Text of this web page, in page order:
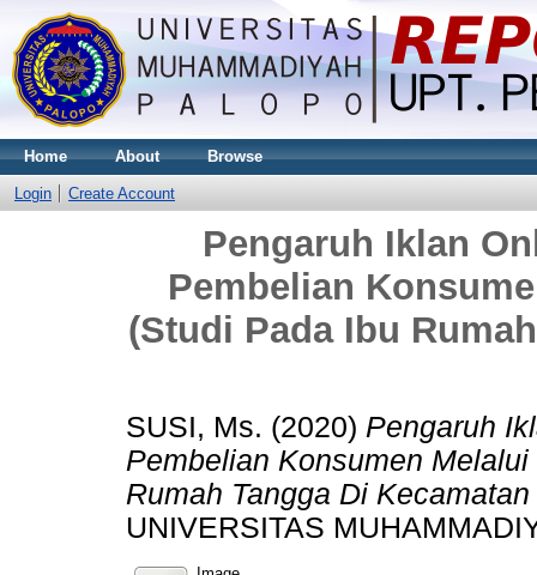
Home About Browse
Login Create Account
Pengaruh Iklan
Pembelian
(Studi Pada Ibu
SUSI, Ms. (2020) Pengaruh
Pembelian Konsumen
Rumah Tangga Di
UNIVERSITAS